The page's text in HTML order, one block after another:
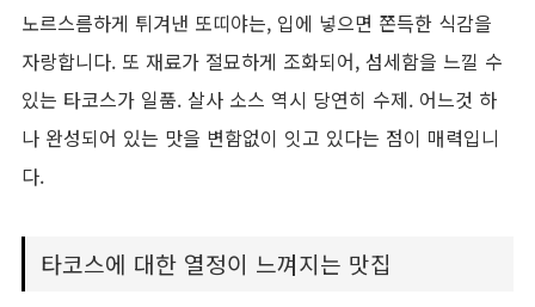
노르스름하게 튀겨낸 또띠야는, 입에 넣으면 쫀득한 식감을
자랑합니다. 또 재료가 절묘하게 조화되어, 섬세함을 느낄 수
있는 타코스가 일품. 살사 소스 역시 당연히 수제. 어느것 하
나 완성되어 있는 맛을 변함없이 잇고 있다는 점이 매력입니
다.
타코스에 대한 열정이 느껴지는 맛집